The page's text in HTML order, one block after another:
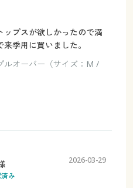
プスが欲しかったので満
季用に買いました。
ルオーバー（サイズ：M /
み
2026-03-29